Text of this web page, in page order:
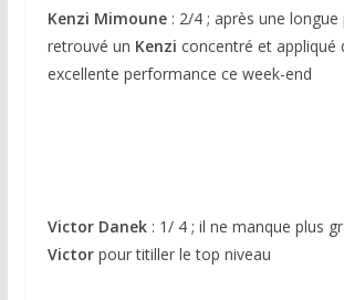
Kenzi Mimoune: 2/4 ; après une longue
retrouvé un Kenzi concentré et appliqué
excellente performance ce week-end
Victor Danek: 1/ 4 ; il ne manque plus
Victorpour titiller le top niveau